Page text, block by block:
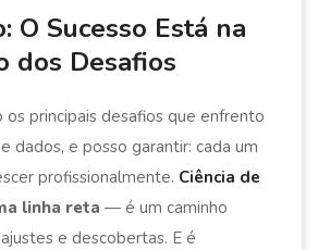
O Sucesso Está na
dos Desafios
os principais desafios que enfrento
dados, e posso garantir: cada um
profissionalmente. Ciência de
linha reta — é um caminho
e descobertas. E é